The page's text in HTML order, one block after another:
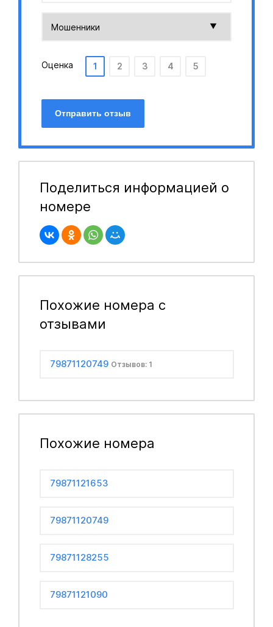
Оценка 1 2 3 4 5
Отправить отзыв
Поделиться информацией о
номере
Похожие номера с
отзывами
79871120749 Отзывов: 1
Похожие номера
79871121653
79871120749
79871128255
79871121090